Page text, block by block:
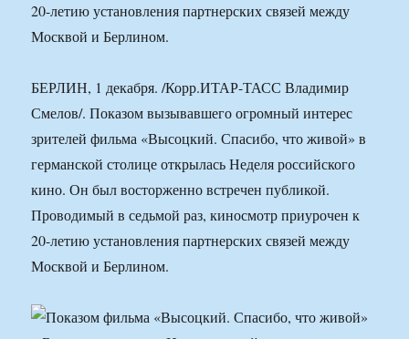
20-летию установления партнерских связей между
Москвой и Берлином.
БЕРЛИН, 1 декабря. /Корр.ИТАР-ТАСС Владимир
Смелов/. Показом вызывавшего огромный интерес
зрителей фильма «Высоцкий. Спасибо, что живой» в
германской столице открылась Неделя российского
кино. Он был восторженно встречен публикой.
Проводимый в седьмой раз, киносмотр приурочен к
20-летию установления партнерских связей между
Москвой и Берлином.